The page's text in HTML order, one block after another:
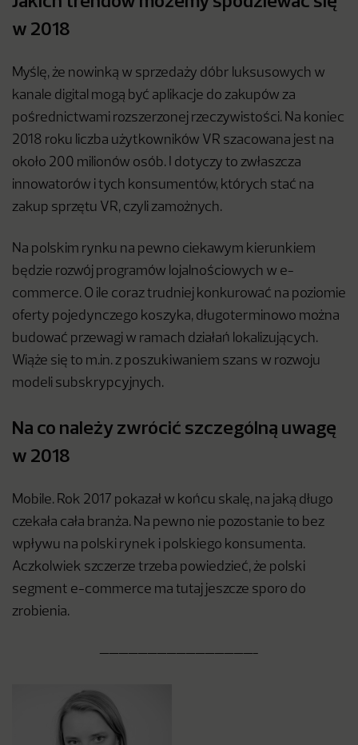
w 2018
Myślę, że nowinką w sprzedaży dóbr luksusowych w
kanale digital mogą być aplikacje do zakupów za
pośrednictwami rozszerzonej rzeczywistości. Na koniec
2018 roku liczba użytkowników VR szacowana jest na
około 200 milionów osób. I dotyczy to zwłaszcza
innowatorów i tych konsumentów, których stać na
zakup sprzętu VR, czyli zamożnych.
Na polskim rynku na pewno ciekawym kierunkiem
będzie rozwój programów lojalnościowych w e-
commerce. O ile coraz trudniej konkurować na poziomie
oferty pojedynczego koszyka, długoterminowo można
budować przewagi w ramach działań lokalizujących.
Wiąże się to m.in. z poszukiwaniem szans w rozwoju
modeli subskrypcyjnych.
Na co należy zwrócić szczególną uwagę
w 2018
Mobile. Rok 2017 pokazał w końcu skalę, na jaką długo
czekała cała branża. Na pewno nie pozostanie to bez
wpływu na polski rynek i polskiego konsumenta.
Aczkolwiek szczerze trzeba powiedzieć, że polski
segment e-commerce ma tutaj jeszcze sporo do
zrobienia.
————————————————-